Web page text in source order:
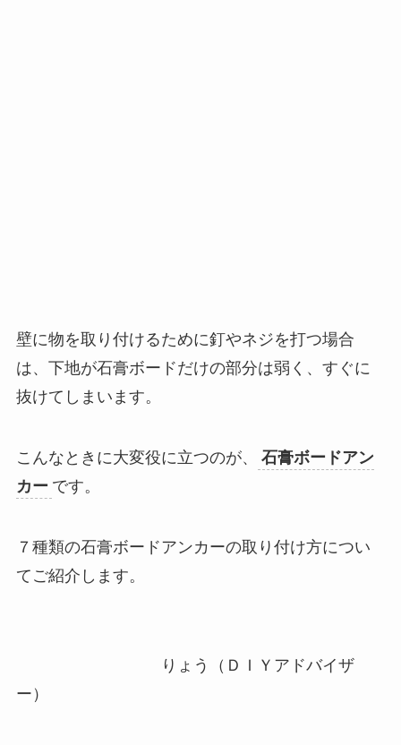
壁に物を取り付けるために釘やネジを打つ場合
は、下地が石膏ボードだけの部分は弱く、すぐに
抜けてしまいます。
こんなときに大変役に立つのが、
石膏ボードアン
カー です。
７種類の石膏ボードアンカーの取り付け方につい
てご紹介します。
りょう（ＤＩＹアドバイザ
ー）